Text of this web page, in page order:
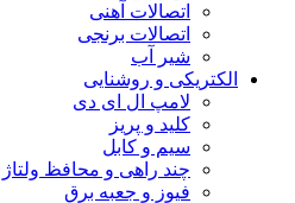
اتصالات آهنی
اتصالات برنجی
شیر آب
الکتریکی و روشنایی
لامپ ال ای دی
کلید و پریز
سیم و کابل
چند راهی و محافظ ولتاژ
فیوز و جعبه برق